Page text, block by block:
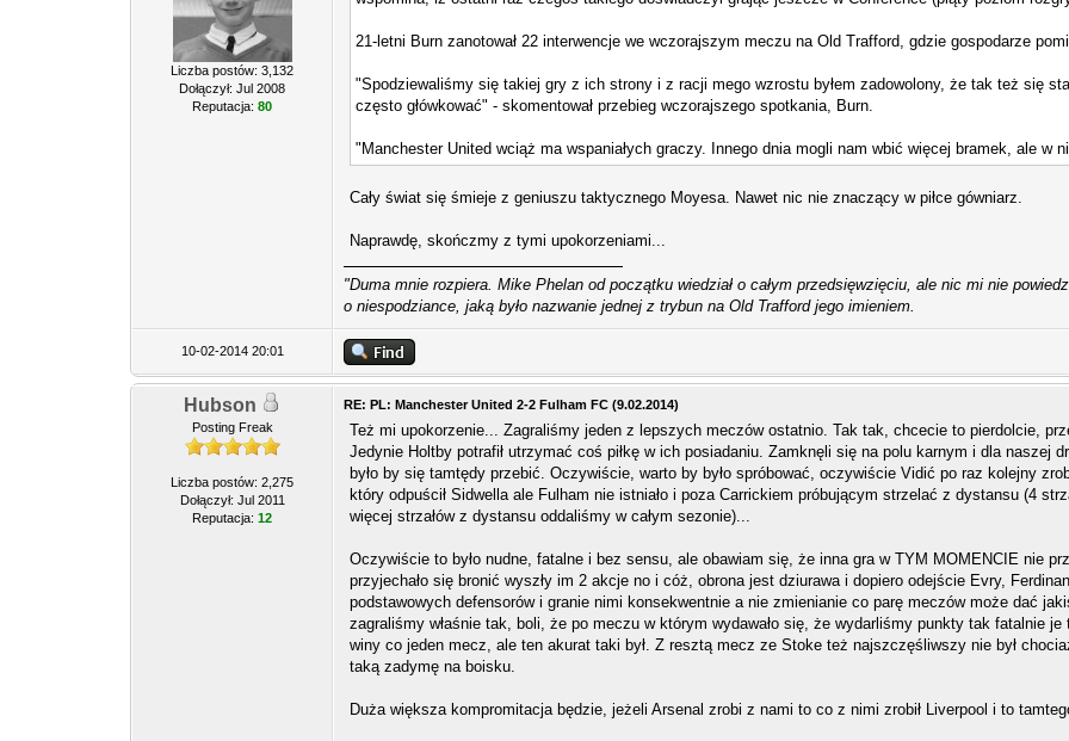
Liczba postów: 3,132
Dołączył: Jul 2008
Reputacja:80
21-letni Burn zanotował 22 interwencje we wczorajszym meczu na Old Trafford, gdzie gospodarze
"Spodziewaliśmy się takiej gry z ich strony i z racji mego wzrostu byłem zadowolony, że tak też się
często główkować" - skomentował przebieg wczorajszego spotkania, Burn.
"Manchester United wciąż ma wspaniałych graczy. Innego dnia mogli nam wbić więcej bramek, ale w
Cały świat się śmieje z geniuszu taktycznego Moyesa. Nawet nic nie znaczący w piłce gówniarz.
Naprawdę, skończmy z tymi upokorzeniami...
"Duma mnie rozpiera. Mike Phelan od początku wiedział o całym przedsięwzięciu, ale nic mi nie
o niespodziance, jaką było nazwanie jednej z trybun na Old Trafford jego imieniem.
10-02-2014 20:01
Hubson
Posting Freak
Liczba postów: 2,275
Dołączył: Jul 2011
Reputacja:12
RE: PL: Manchester United 2-2 Fulham FC (9.02.2014)
Też mi upokorzenie... Zagraliśmy jeden z lepszych meczów ostatnio. Tak tak, chcecie to pierdolcie,
Jedynie Holtby potrafił utrzymać coś piłkę w ich posiadaniu. Zamknęli się na polu karnym i dla naszej
było by się tamtędy przebić. Oczywiście, warto by było spróbować, oczywiście Vidić po raz kolejny
który odpuścił Sidwella ale Fulham nie istniało i poza Carrickiem próbującym strzelać z dystansu (4
więcej strzałów z dystansu oddaliśmy w całym sezonie)...
Oczywiście to było nudne, fatalne i bez sensu, ale obawiam się, że inna gra w TYM MOMENCIE nie
przyjechało się bronić wyszły im 2 akcje no i cóż, obrona jest dziurawa i dopiero odejście Evry,
podstawowych defensorów i granie nimi konsekwentnie a nie zmienianie co parę meczów może dać
zagraliśmy właśnie tak, boli, że po meczu w którym wydawało się, że wydarliśmy punkty tak fatalnie
winy co jeden mecz, ale ten akurat taki był. Z resztą mecz ze Stoke też najszczęśliwszy nie był
taką zadymę na boisku.
Duża większa kompromitacja będzie, jeżeli Arsenal zrobi z nami to co z nimi zrobił Liverpool i to